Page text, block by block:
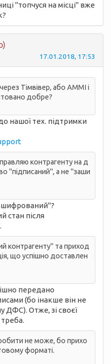
"топчуся на місці" вже
17.01.2018, 17:53
Тімвівер, або АММІ і
добре?
нашої тех. підтримки
контрагенту на д
"підписаний", а не "заши
стан після
контрагенту" та приход
що успішно доставлен
передано
(бо інакше він не
ДФС). Отже, зі своєї
не може, бо прихо
форматі.